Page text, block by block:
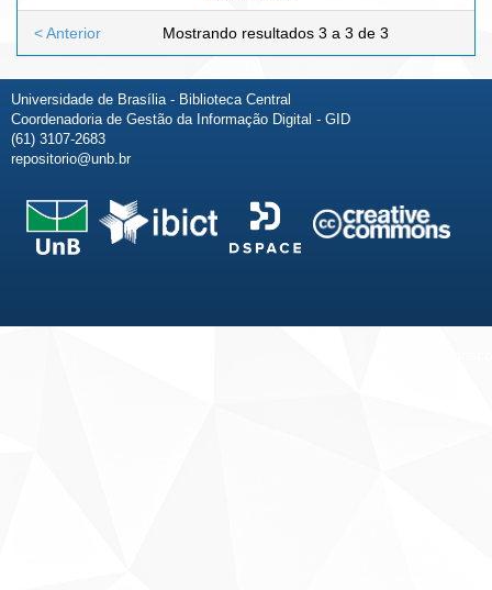
Mostrando resultados 3 a 3 de 3
< Anterior
Universidade de Brasília - Biblioteca Central
Coordenadoria de Gestão da Informação Digital - GID
(61) 3107-2683
repositorio@unb.br